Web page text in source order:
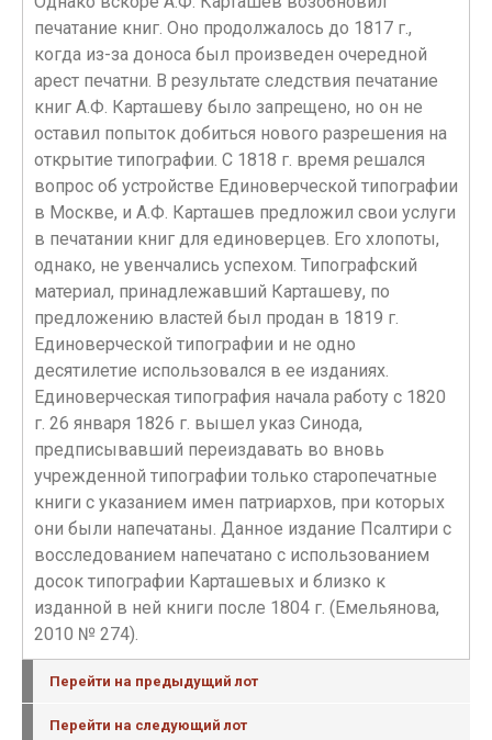
печатание книг. Оно продолжалось до 1817 г.,
когда из-за доноса был произведен очередной
арест печатни. В результате следствия печатание
книг А.Ф. Карташеву было запрещено, но он не
оставил попыток добиться нового разрешения на
открытие типографии. С 1818 г. время решался
вопрос об устройстве Единоверческой типографии
в Москве, и А.Ф. Карташев предложил свои услуги
в печатании книг для единоверцев. Его хлопоты,
однако, не увенчались успехом. Типографский
материал, принадлежавший Карташеву, по
предложению властей был продан в 1819 г.
Единоверческой типографии и не одно
десятилетие использовался в ее изданиях.
Единоверческая типография начала работу с 1820
г. 26 января 1826 г. вышел указ Синода,
предписывавший переиздавать во вновь
учрежденной типографии только старопечатные
книги с указанием имен патриархов, при которых
они были напечатаны. Данное издание Псалтири с
восследованием напечатано с использованием
досок типографии Карташевых и близко к
изданной в ней книги после 1804 г. (Емельянова,
2010 № 274).
Перейти на предыдущий лот
Перейти на следующий лот